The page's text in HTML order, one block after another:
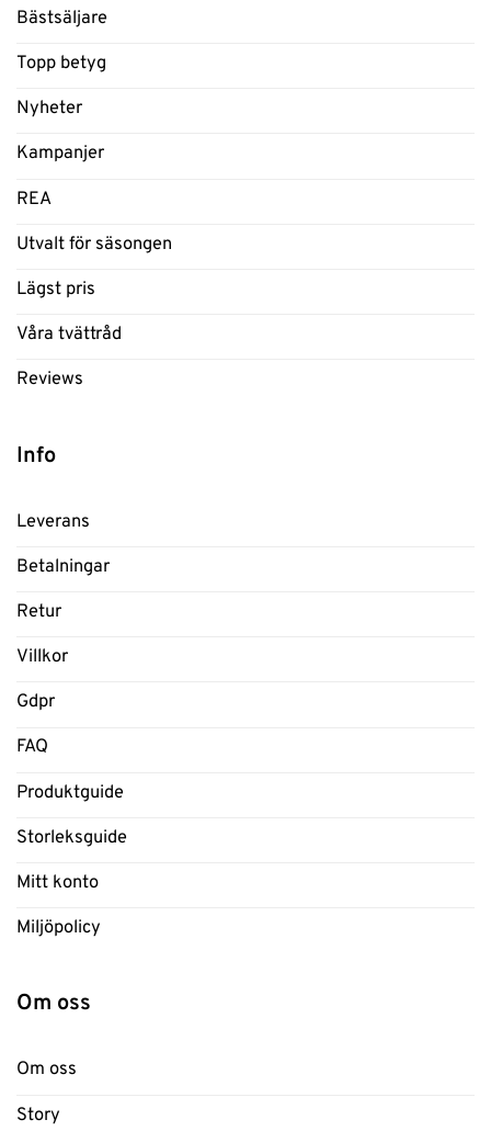
Bästsäljare
Topp betyg
Nyheter
Kampanjer
REA
Utvalt för säsongen
Lägst pris
Våra tvättråd
Reviews
Info
Leverans
Betalningar
Retur
Villkor
Gdpr
FAQ
Produktguide
Storleksguide
Mitt konto
Miljöpolicy
Om oss
Om oss
Story